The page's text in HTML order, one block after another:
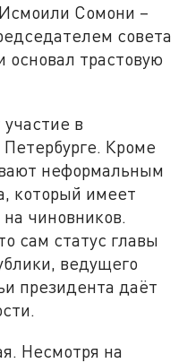
Сомони –
совета
основал трастовую
в
Кроме
неформальным
который имеет
чиновников.
сам статус главы
ведущего
президента даёт
Несмотря на